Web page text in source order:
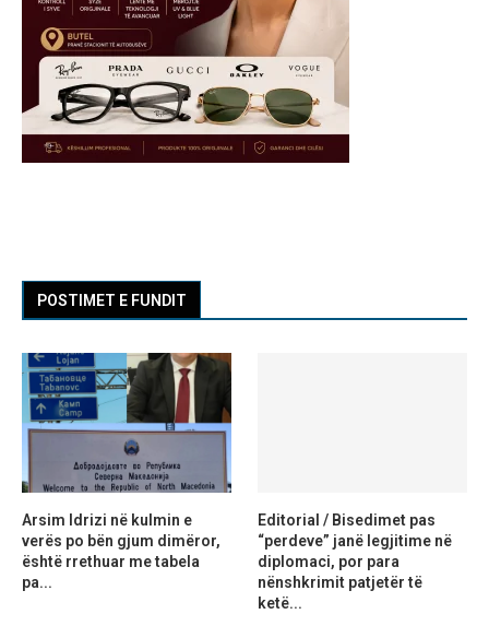
POSTIMET E FUNDIT
Arsim Idrizi në kulmin e
verës po bën gjum dimëror,
është rrethuar me tabela
pa...
Editorial / Bisedimet pas
“perdeve” janë legjitime në
diplomaci, por para
nënshkrimit patjetër të
ketë...